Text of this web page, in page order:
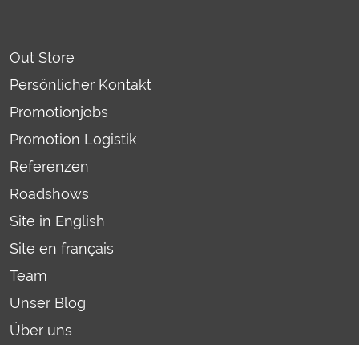
Out Store
Persönlicher Kontakt
Promotionjobs
Promotion Logistik
Referenzen
Roadshows
Site in English
Site en français
Team
Unser Blog
Über uns